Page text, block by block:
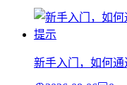
新手入门，如何通